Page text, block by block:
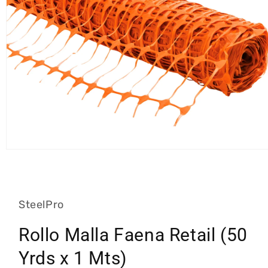
ventana
SteelPro
Rollo Malla Faena Retail (50
Yrds x 1 Mts)